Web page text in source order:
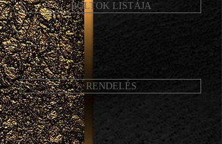
BOLTOK LISTÁJA
RENDELÉS